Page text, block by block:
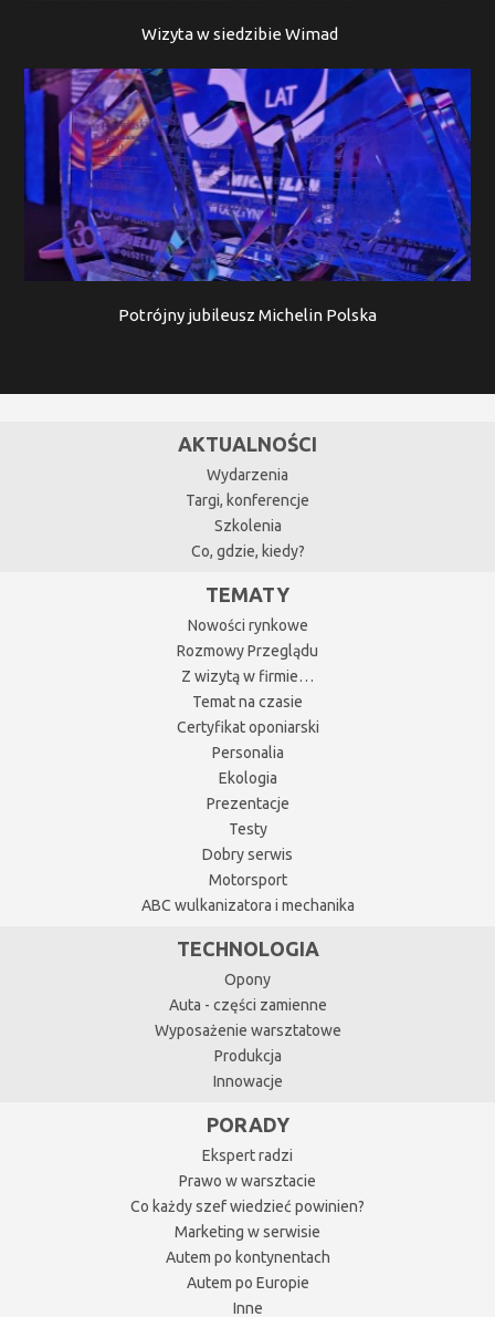
Wizyta w siedzibie Wimad
Potrójny jubileusz Michelin Polska
AKTUALNOŚCI
Wydarzenia
Targi, konferencje
Szkolenia
Co, gdzie, kiedy?
TEMATY
Nowości rynkowe
Rozmowy Przeglądu
Z wizytą w firmie…
Temat na czasie
Certyfikat oponiarski
Personalia
Ekologia
Prezentacje
Testy
Dobry serwis
Motorsport
ABC wulkanizatora i mechanika
TECHNOLOGIA
Opony
Auta - części zamienne
Wyposażenie warsztatowe
Produkcja
Innowacje
PORADY
Ekspert radzi
Prawo w warsztacie
Co każdy szef wiedzieć powinien?
Marketing w serwisie
Autem po kontynentach
Autem po Europie
Inne